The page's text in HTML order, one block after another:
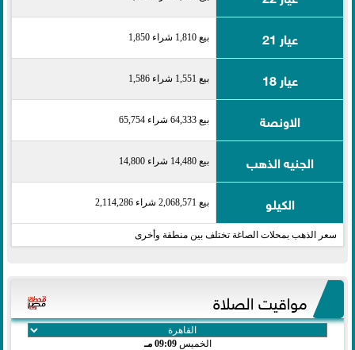
عيار 21 بيع 1,810 شراء 1,850
عيار 18 بيع 1,551 شراء 1,586
الاونصة بيع 64,333 شراء 65,754
الجنيه الذهب بيع 14,480 شراء 14,800
الكيلو بيع 2,068,571 شراء 2,114,286
سعر الذهب بمحلات الصاغة تختلف بين منطقة وأخرى
مواقيت الصلاة
الخميس09:09 مـ